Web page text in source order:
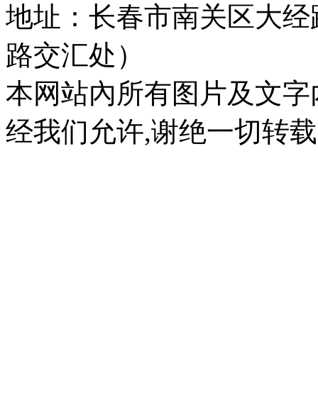
地址：长春市南关区大
路交汇处）
本网站內所有图片及文
经我们允许,谢绝一切转载